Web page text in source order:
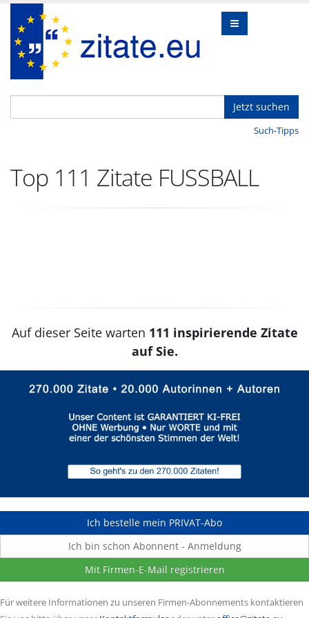
Jetzt suchen
Such-Tipps
Top 111 Zitate FUSSBALL
Auf dieser Seite warten 111 inspirierende Zitate
auf Sie.
Ich bestelle mein PRIVAT-Abo
Ich bin schon Abonnent - Anmeldung
Mit Firmen-E-Mail registrieren
Für weitere Informationen zu unseren Firmen-Abonnements kontaktieren